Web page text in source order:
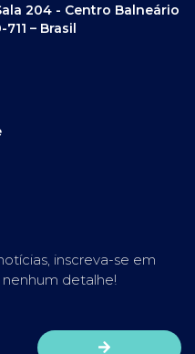
204 - Centro Balneário
– Brasil
inscreva-se em
detalhe!